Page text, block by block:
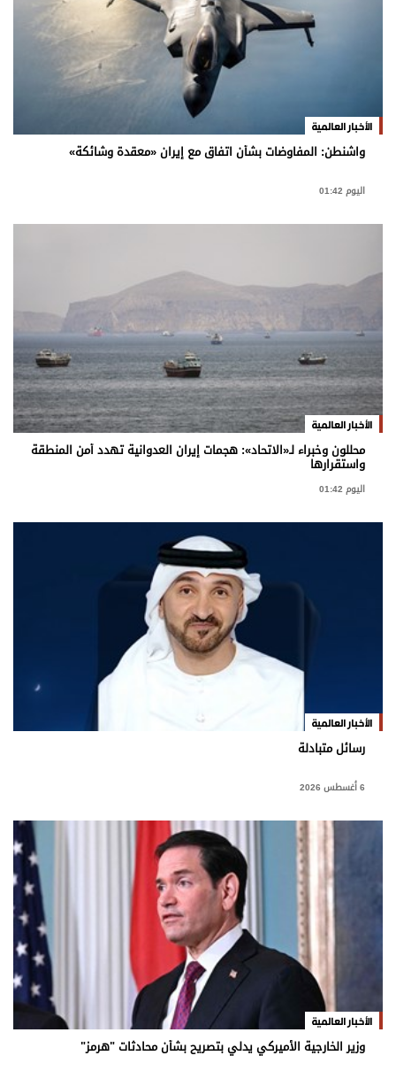
تغطيات
فيديو
إنفوجراف
قصة صورة
كاريكتير
برامج
عدد اليوم
الأخبار العالمية
واشنطن: المفاوضات بشأن اتفاق مع إيران «معقدة وشائكة»
اليوم 01:42
الأخبار العالمية
محللون وخبراء لـ«الاتحاد»: هجمات إيران العدوانية تهدد أمن المنطقة
واستقرارها
اليوم 01:42
الأخبار العالمية
رسائل متبادلة
6 أغسطس 2026
الأخبار العالمية
وزير الخارجية الأميركي يدلي بتصريح بشأن محادثات "هرمز"